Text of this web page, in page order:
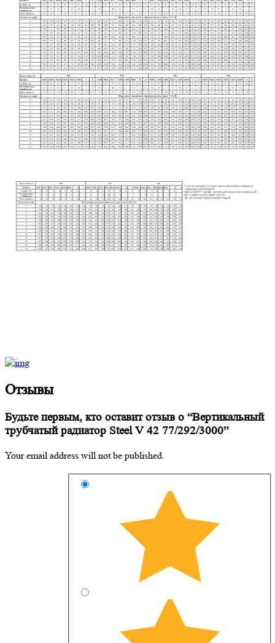
Отзывы
Будьте первым, кто оставит отзыв о “Вертикальный
трубчатый радиатор Steel V 42 77/292/3000”
Your email address will not be published.